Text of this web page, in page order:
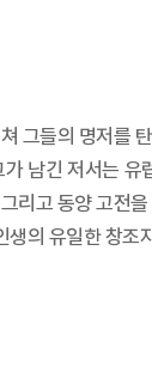
들의 명저를 탄
남긴 저서는 유
고 동양 고전을
의 유일한 창조